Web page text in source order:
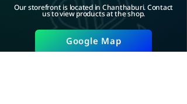
Our storefront is located in Chanthaburi. Contact
us to view products at the shop.
Google Map